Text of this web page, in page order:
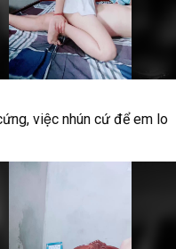
việc nhún cứ để em lo